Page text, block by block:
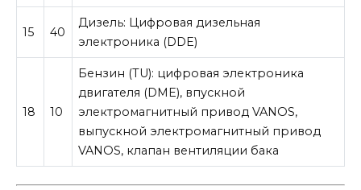
15 40
Дизель: Цифровая дизельная
электроника (DDE)
18 10
Бензин (TU): цифровая электроника
двигателя (DME), впускной
электромагнитный привод VANOS,
выпускной электромагнитный привод
VANOS, клапан вентиляции бака